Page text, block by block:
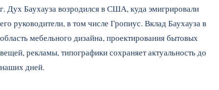
г. Дух Баухауза возродился в США, куда эмигрировали
его руководители, в том числе Гропиус. Вклад Баухауза в
область мебельного дизайна, проектирования бытовых
вещей, рекламы, типографики сохраняет актуальность до
наших дней.